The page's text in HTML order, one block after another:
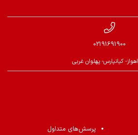
02191691900
اهواز- کیانپارس- پهلوان غربی
پرسش‌های متداول